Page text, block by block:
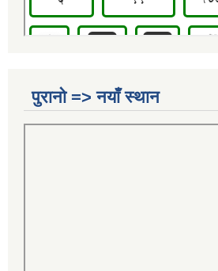
पुरानो => नयाँ स्थान